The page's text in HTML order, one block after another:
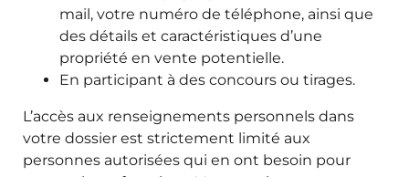
mail, votre numéro de téléphone, ainsi que
des détails et caractéristiques d’une
propriété en vente potentielle.
En participant à des concours ou tirages.
L’accès aux renseignements personnels dans
votre dossier est strictement limité aux
personnes autorisées qui en ont besoin pour